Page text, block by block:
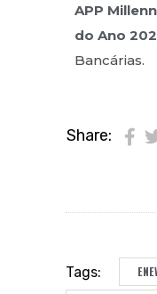
APP
do Ano
Bancárias.
Share:
Tags: